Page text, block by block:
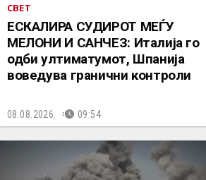
СВЕТ
ЕСКАЛИРА СУДИРОТ МЕЃУ
МЕЛОНИ И САНЧЕЗ: Италија го
одби ултиматумот, Шпанија
воведува гранични контроли
08.08.2026. 09:54